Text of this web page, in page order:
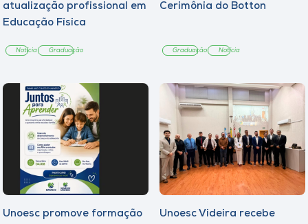
atualização profissional em
Educação Física
Notícia Graduação
Cerimônia do Botton
Graduação Notícia
Unoesc promove formação
Unoesc Videira recebe